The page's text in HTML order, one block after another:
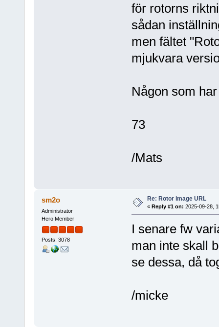
för rotorns
sådan
men fältet
mjukvara
Någon som
73
/Mats
sm2o
Administrator
Hero Member
Posts: 3078
Re: Rotor image URL
« Reply #1 on: 2025-09-28,
I senare fw
man inte skall
se dessa, då
/micke